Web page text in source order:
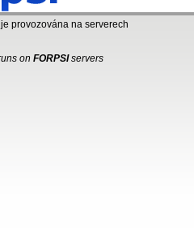
provozována na serverech
on FORPSIservers